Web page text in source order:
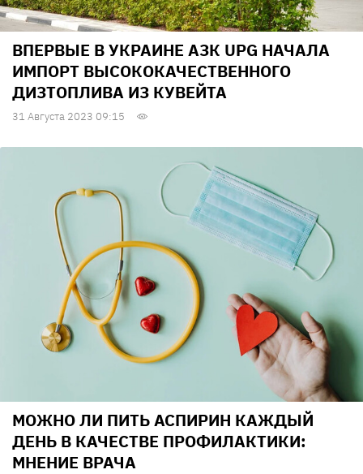
ВПЕРВЫЕ В УКРАИНЕ АЗК UPG НАЧАЛА
ИМПОРТ ВЫСОКОКАЧЕСТВЕННОГО
ДИЗТОПЛИВА ИЗ КУВЕЙТА
31 Августа 2023 09:15
МОЖНО ЛИ ПИТЬ АСПИРИН КАЖДЫЙ
ДЕНЬ В КАЧЕСТВЕ ПРОФИЛАКТИКИ:
МНЕНИЕ ВРАЧА